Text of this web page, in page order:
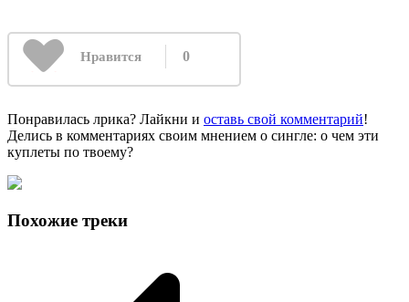
Нравится 0
Понравилась лрика? Лайкни и оставь свой комментарий!
Делись в комментариях своим мнением о сингле: о чем эти
куплеты по твоему?
Похожие треки